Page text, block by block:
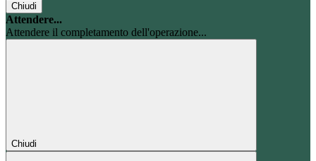
Chiudi
Attendere...
Attendere il completamento dell'operazione...
Chiudi